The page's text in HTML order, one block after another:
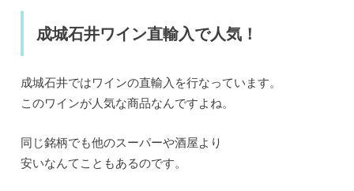
成城石井ワイン直輸入で人気！
成城石井ではワインの直輸入を行なっています。
このワインが人気な商品なんですよね。
同じ銘柄でも他のスーパーや酒屋より
安いなんてこともあるのです。